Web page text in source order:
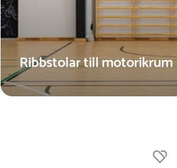
Ribbstolar till motorikrum